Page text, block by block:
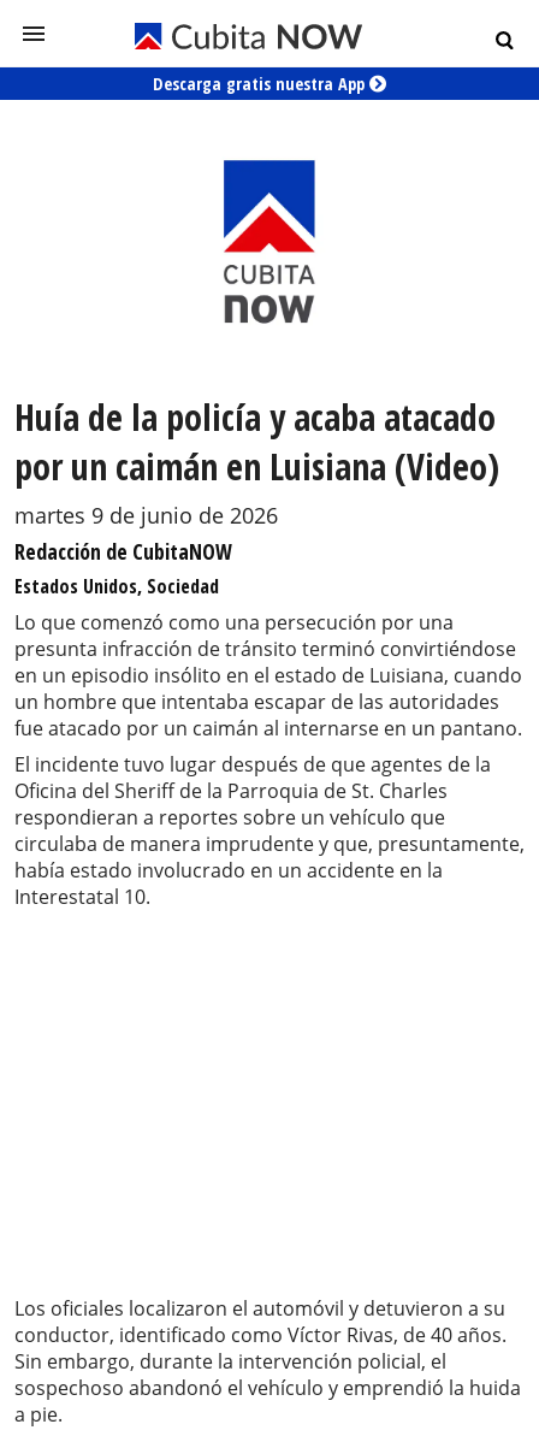
Descarga gratis nuestra App
Huía de la policía y acaba atacado
por un caimán en Luisiana (Video)
martes 9 de junio de 2026
Redacción de CubitaNOW
Estados Unidos, Sociedad
Lo que comenzó como una persecución por una
presunta infracción de tránsito terminó convirtiéndose
en un episodio insólito en el estado de Luisiana, cuando
un hombre que intentaba escapar de las autoridades
fue atacado por un caimán al internarse en un pantano.
El incidente tuvo lugar después de que agentes de la
Oficina del Sheriff de la Parroquia de St. Charles
respondieran a reportes sobre un vehículo que
circulaba de manera imprudente y que, presuntamente,
había estado involucrado en un accidente en la
Interestatal 10.
Los oficiales localizaron el automóvil y detuvieron a su
conductor, identificado como Víctor Rivas, de 40 años.
Sin embargo, durante la intervención policial, el
sospechoso abandonó el vehículo y emprendió la huida
a pie.